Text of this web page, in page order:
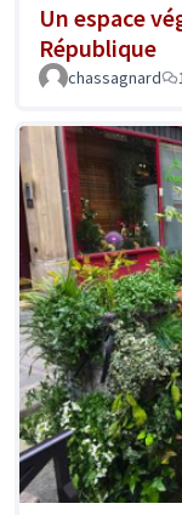
Un espace
République
chassagnard